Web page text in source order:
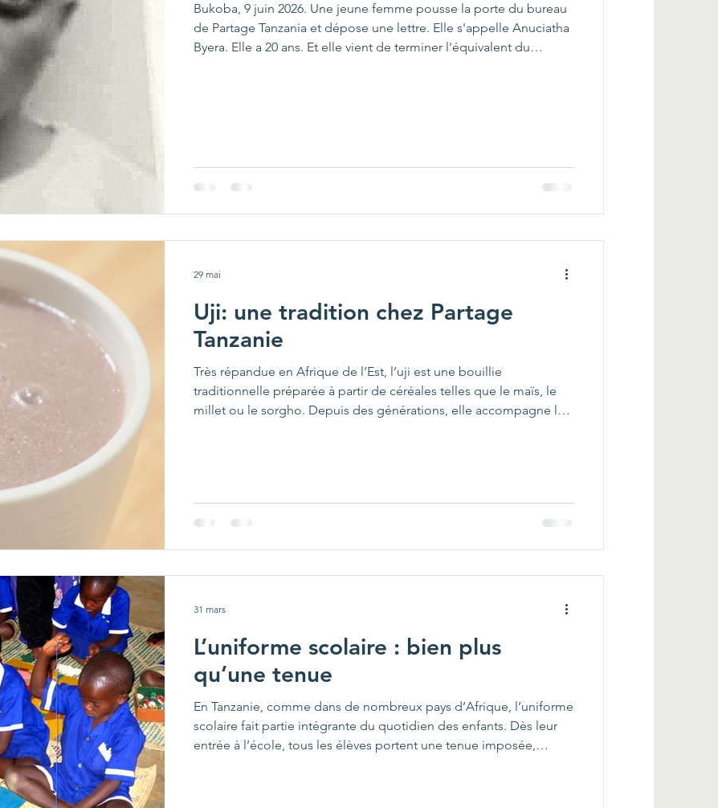
Bukoba, 9 juin 2026. Une jeune femme pousse la porte du bureau
de Partage Tanzania et dépose une lettre. Elle s'appelle Anuciatha
Byera. Elle a 20 ans. Et elle vient de terminer l'équivalent du
Uji: une tradition chez Partage
Tanzanie
Très répandue en Afrique de l’Est, l’uji est une bouillie
traditionnelle préparée à partir de céréales telles que le maïs, le
millet ou le sorgho. Depuis des générations, elle accompagne le
consommée par les femmes ence
29 mai
L’uniforme scolaire : bien plus
qu’une tenue
En Tanzanie, comme dans de nombreux pays d’Afrique, l’uniforme
scolaire fait partie intégrante du quotidien des enfants. Dès leur
entrée à l’école, tous les élèves portent une tenue imposée,
31 mars